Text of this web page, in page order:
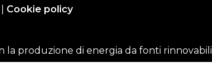
Cookie policy
la produzione di energia da fonti rinnovabili